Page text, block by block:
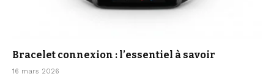
Bracelet connexion : l’essentiel à savoir
16 mars 2026